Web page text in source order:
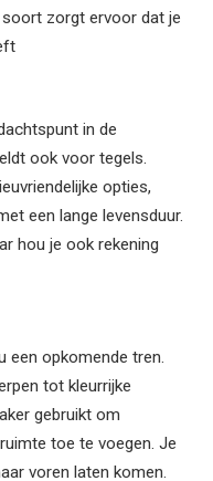
zorgt ervoor dat je
in de
ook voor tegels.
opties,
een lange levensduur.
hou je ook rekening
een opkomende tren.
tot kleurrijke
gebruikt om
toe te voegen. Je
voren laten komen.